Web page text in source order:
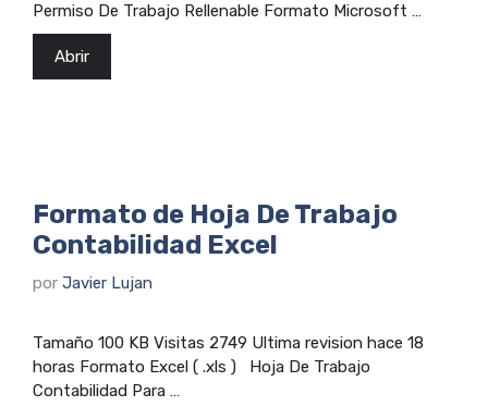
Permiso De Trabajo Rellenable Formato Microsoft …
Abrir
Formato de Hoja De Trabajo
Contabilidad Excel
por Javier Lujan
Tamaño 100 KB Visitas 2749 Ultima revision hace 18
horas Formato Excel ( .xls ) Hoja De Trabajo
Contabilidad Para …